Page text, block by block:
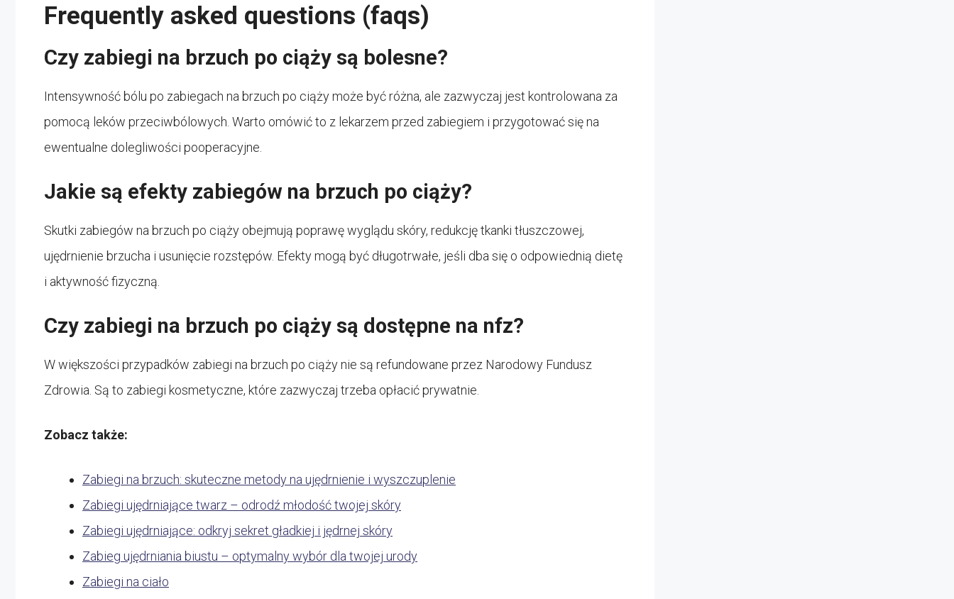
Frequently asked questions (faqs)
Czy zabiegi na brzuch po ciąży są bolesne?
Intensywność bólu po zabiegach na brzuch po ciąży może być różna, ale zazwyczaj jest kontrolowana za
pomocą leków przeciwbólowych. Warto omówić to z lekarzem przed zabiegiem i przygotować się na
ewentualne dolegliwości pooperacyjne.
Jakie są efekty zabiegów na brzuch po ciąży?
Skutki zabiegów na brzuch po ciąży obejmują poprawę wyglądu skóry, redukcję tkanki tłuszczowej,
ujędrnienie brzucha i usunięcie rozstępów. Efekty mogą być długotrwałe, jeśli dba się o odpowiednią dietę
i aktywność fizyczną.
Czy zabiegi na brzuch po ciąży są dostępne na nfz?
W większości przypadków zabiegi na brzuch po ciąży nie są refundowane przez Narodowy Fundusz
Zdrowia. Są to zabiegi kosmetyczne, które zazwyczaj trzeba opłacić prywatnie.
Zobacz także:
Zabiegi na brzuch: skuteczne metody na ujędrnienie i wyszczuplenie
Zabiegi ujędrniające twarz – odrodź młodość twojej skóry
Zabiegi ujędrniające: odkryj sekret gładkiej i jędrnej skóry
Zabieg ujędrniania biustu – optymalny wybór dla twojej urody
Zabiegi na ciało